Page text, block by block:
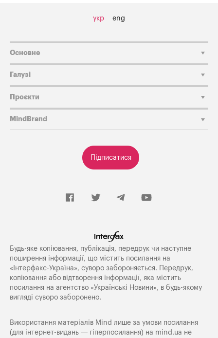
укр eng
Підписатися
Основне
Галузі
Проєкти
MindBrand
Будь-яке копiювання, публiкацiя, передрук чи наступне
поширення iнформацiї, що мiстить посилання на
«Iнтерфакс-Україна», суворо забороняється. Передрук,
копіювання або відтворення інформації, яка містить
посилання на агентство «Українські Новини», в будь-якому
вигляді суворо заборонено.
Використання матеріалів Mind лише за умови посилання
(для інтернет-видань — гіперпосилання) на mind.ua не